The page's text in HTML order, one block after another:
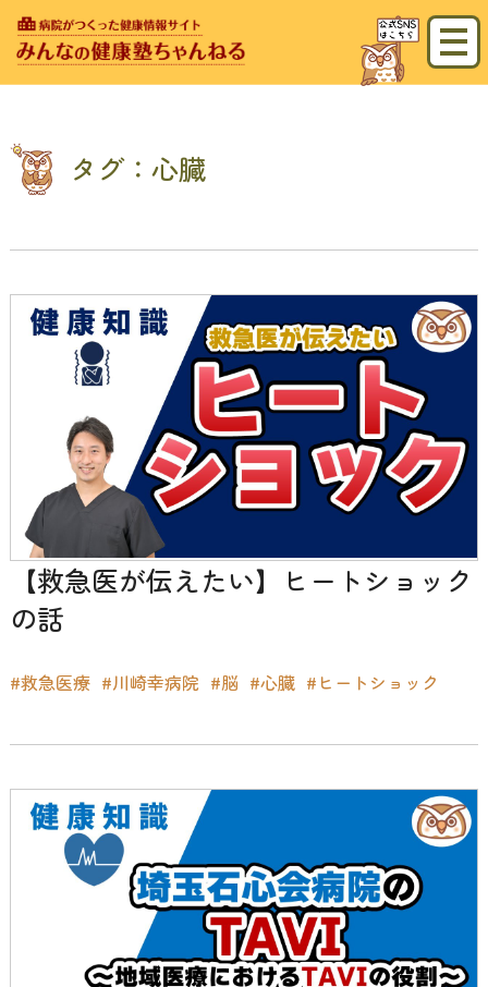
タグ：心臓
【救急医が伝えたい】ヒートショック
の話
#救急医療 #川崎幸病院 #脳 #心臓 #ヒートショック